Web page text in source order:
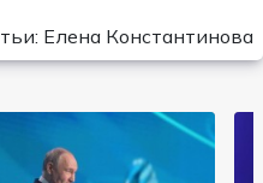
Елена Константинова